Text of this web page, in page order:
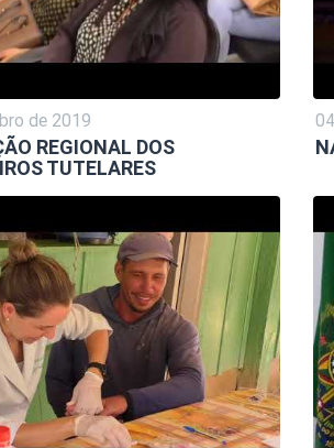
de 2019
REGIONAL DOS
TUTELARES